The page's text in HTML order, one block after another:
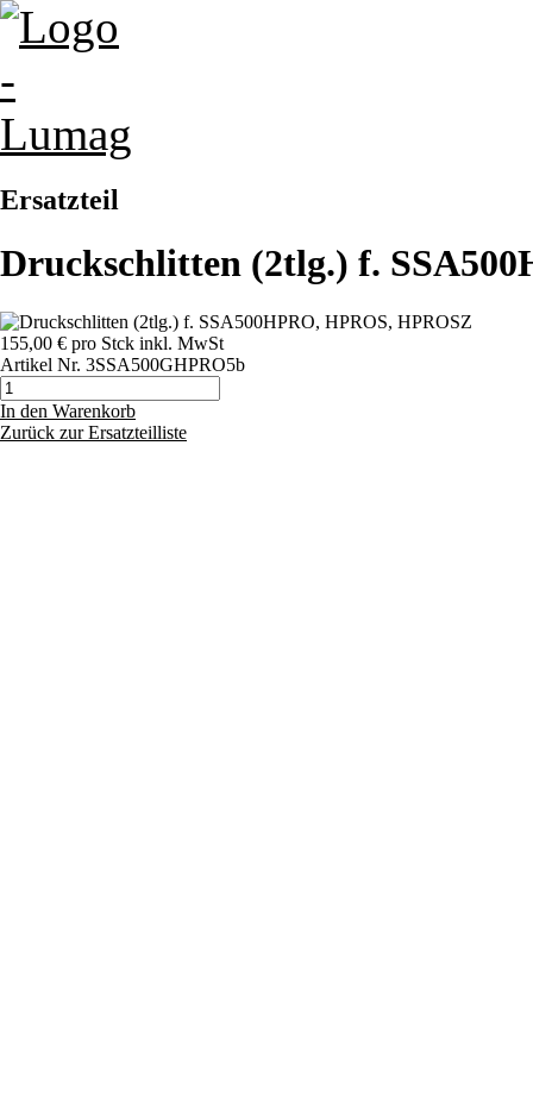
Ersatzteil
Druckschlitten (2tlg.) f.
155,00 € pro Stck inkl. MwSt
Artikel Nr. 3SSA500GHPRO5b
In den Warenkorb
Zurück zur Ersatzteilliste